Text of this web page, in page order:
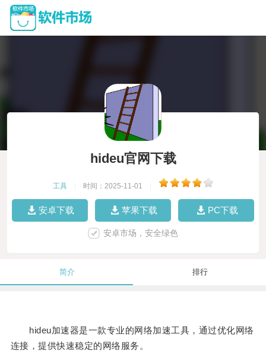
hideu官网下载
工具 时间：2025-11-01
安卓下载 苹果下载 PC下载
安卓市场，安全绿色
简介 排行
hideu加速器是一款专业的网络加速工具，通过优化网络
连接，提供快速稳定的网络服务。